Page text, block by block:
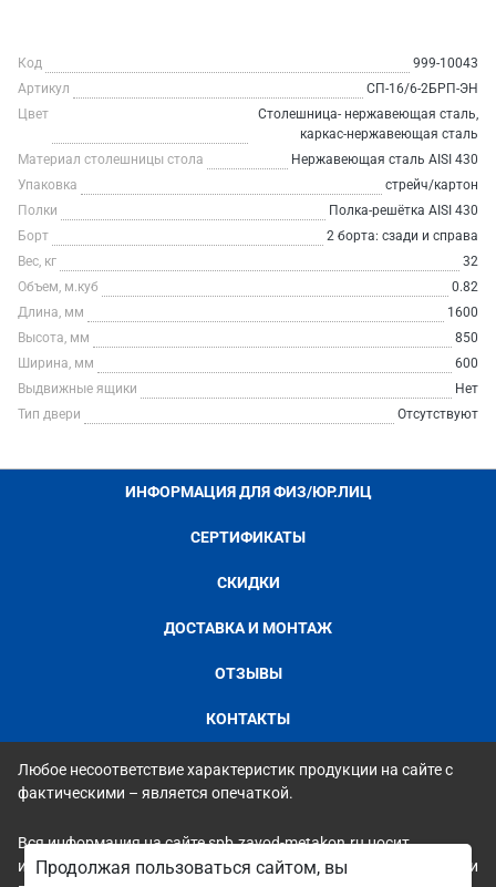
Код
999-10043
Артикул
СП-16/6-2БРП-ЭН
Цвет
Столешница- нержавеющая сталь,
каркас-нержавеющая сталь
Материал столешницы стола
Нержавеющая сталь AISI 430
Упаковка
стрейч/картон
Полки
Полка-решётка AISI 430
Борт
2 борта: сзади и справа
Вес, кг
32
Объем, м.куб
0.82
Длина, мм
1600
Высота, мм
850
Ширина, мм
600
Выдвижные ящики
Нет
Тип двери
Отсутствуют
ИНФОРМАЦИЯ ДЛЯ ФИЗ/ЮР.ЛИЦ
СЕРТИФИКАТЫ
СКИДКИ
ДОСТАВКА И МОНТАЖ
ОТЗЫВЫ
КОНТАКТЫ
Любое несоответствие характеристик продукции на сайте с
фактическими – является опечаткой.
Вся информация на сайте spb.zavod-metakon.ru носит
исключительно ознакомительный и справочный характер и ни
Продолжая пользоваться сайтом, вы